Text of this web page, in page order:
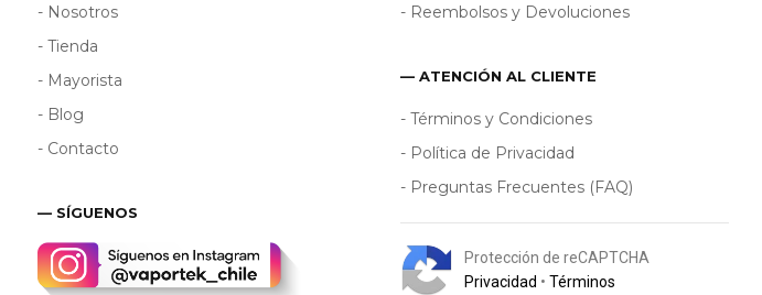
- Nosotros
- Tienda
- Mayorista
- Blog
- Contacto
— SÍGUENOS
- Reembolsos y Devoluciones
— ATENCIÓN AL CLIENTE
- Términos y Condiciones
- Política de Privacidad
- Preguntas Frecuentes (FAQ)
Protección de reCAPTCHA
Privacidad • Términos